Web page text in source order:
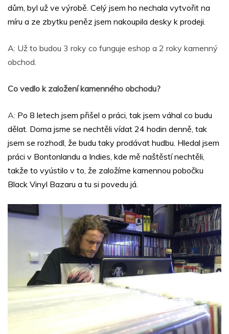
dům, byl už ve výrobě. Celý jsem ho nechala vytvořit na
míru a ze zbytku peněz jsem nakoupila desky k prodeji.
A: Už to budou 3 roky co funguje eshop a 2 roky kamenný
obchod.
Co vedlo k založení kamenného obchodu?
A: Po 8 letech jsem přišel o práci, tak jsem váhal co budu
dělat. Doma jsme se nechtěli vídat 24 hodin denně, tak
jsem se rozhodl, že budu taky prodávat hudbu. Hledal jsem
práci v Bontonlandu a Indies, kde mě naštěstí nechtěli,
takže to vyústilo v to, že založíme kamennou pobočku
Black Vinyl Bazaru a tu si povedu já.